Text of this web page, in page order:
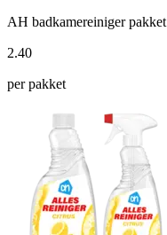
AH badkamereiniger pakket
2.40
per pakket